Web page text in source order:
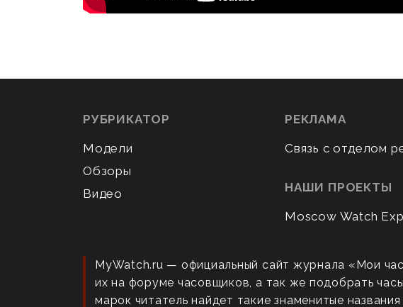
РУБРИКАТОР
Модели
Обзоры
Видео
РЕКЛАМА
Связь с отделом
НАШИ ПРОЕКТЫ
Moscow Watch
MyWatch.ru — официальный сайт журнала «Мои
их на форуме часовщиков, а так же подобрать
марок читатель найдет такие знаменитые